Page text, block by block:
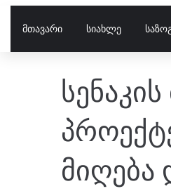
ᲛᲗᲐᲕᲐᲠᲘ ᲡᲘᲐᲮᲚᲔ
მიღება